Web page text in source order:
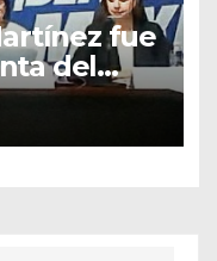
fue
del